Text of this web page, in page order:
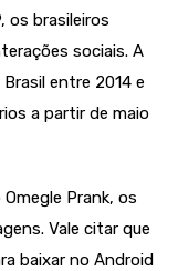
os brasileiros
sociais. A
entre 2014 e
a partir de maio
Prank, os
Vale citar que
baixar no Android